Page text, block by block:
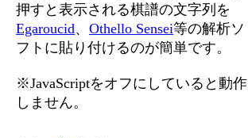
押すと表示される棋譜の文字列を
Egaroucid、Othello Sensei等の解析ソ
フトに貼り付けるのが簡単です。
※JavaScriptをオフにしていると動作
しません。